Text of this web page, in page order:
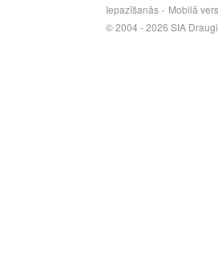
Iepazīšanās Mobilā
© 2004 - 2026 SIA